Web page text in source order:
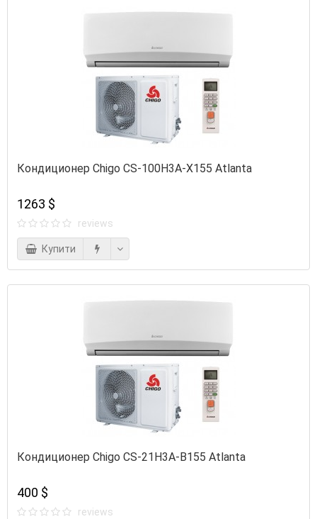
Кондиционер Chigo CS-100H3A-X155 Atlanta
1263 $
reviews
Купити
Кондиционер Chigo CS-21H3A-B155 Atlanta
400 $
reviews